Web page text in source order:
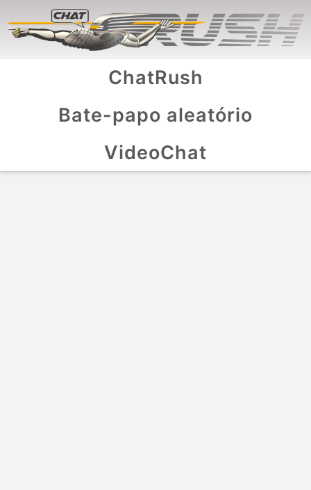
ChatRush
Bate-papo aleatório
VideoChat